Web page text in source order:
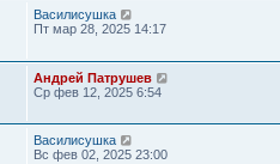
Василисушка
Пт мар 28, 2025 14:17
Андрей Патрушев
Ср фев 12, 2025 6:54
Василисушка
Вс фев 02, 2025 23:00